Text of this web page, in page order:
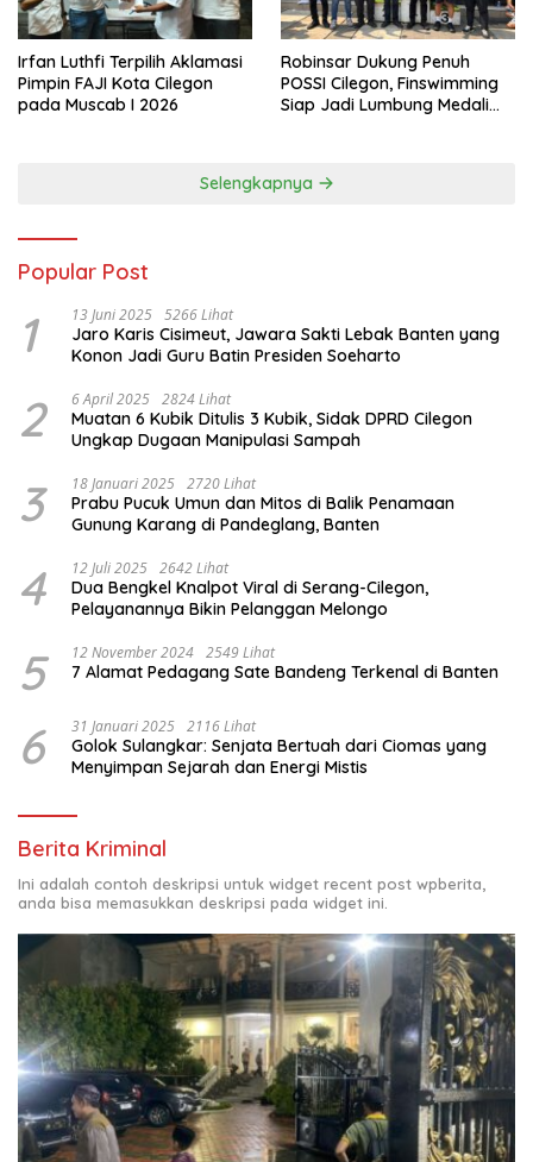
Irfan Luthfi Terpilih Aklamasi
Pimpin FAJI Kota Cilegon
pada Muscab I 2026
Robinsar Dukung Penuh
POSSI Cilegon, Finswimming
Siap Jadi Lumbung Medali
Selengkapnya
Popular Post
1 13 Juni 2025 5266 Lihat
Jaro Karis Cisimeut, Jawara Sakti Lebak Banten yang
Konon Jadi Guru Batin Presiden Soeharto
2 6 April 2025 2824 Lihat
Muatan 6 Kubik Ditulis 3 Kubik, Sidak DPRD Cilegon
Ungkap Dugaan Manipulasi Sampah
3 18 Januari 2025 2720 Lihat
Prabu Pucuk Umun dan Mitos di Balik Penamaan
Gunung Karang di Pandeglang, Banten
4 12 Juli 2025 2642 Lihat
Dua Bengkel Knalpot Viral di Serang-Cilegon,
Pelayanannya Bikin Pelanggan Melongo
5 12 November 2024 2549 Lihat
7 Alamat Pedagang Sate Bandeng Terkenal di Banten
6 31 Januari 2025 2116 Lihat
Golok Sulangkar: Senjata Bertuah dari Ciomas yang
Menyimpan Sejarah dan Energi Mistis
Berita Kriminal
Ini adalah contoh deskripsi untuk widget recent post wpberita,
anda bisa memasukkan deskripsi pada widget ini.